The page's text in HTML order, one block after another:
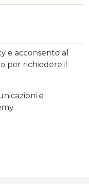
e acconsento al
per richiedere il
e